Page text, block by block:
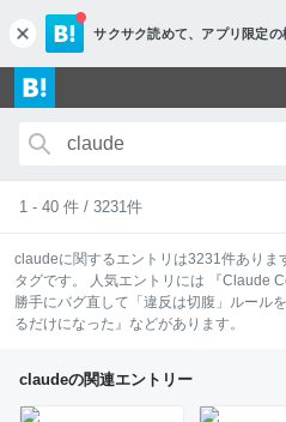
c
l
o
s
e
サクサク読めて、 アプリ限定の
1 - 40 件 / 3231件
claudeに関するエントリは3231件ありま
タグです。 人気エントリには
『Claude
勝手にバグ直して「違反は切腹」ルール
るだけになった』 などがあります。
claudeの関連エントリー